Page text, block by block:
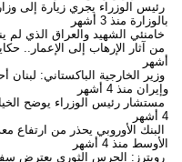
رئيس الوزراء يجري زيارة إلى
بالوزارة منذ 3 أشهر
خامنئي الشهيد والعراق الذي لم
من آثار الإرهاب إلى الإعمار..
أشهر
وزير الخارجية الباكستاني: لبنان
وإيران منذ 4 أشهر
مستشار رئيس الوزراء يوضح
4 أشهر
البنك الأوروبي يحذر من
الأوسط منذ 4 أشهر
رويترز: الحرس الثوري يعترض